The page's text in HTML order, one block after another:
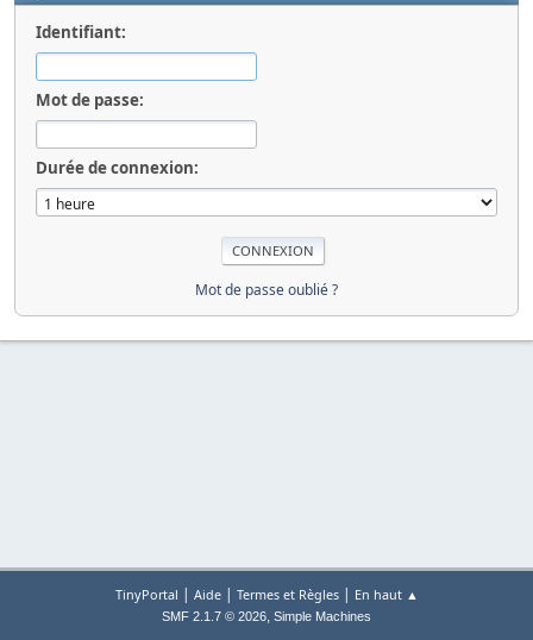
Identifiant:
Mot de passe:
Durée de connexion:
Mot de passe oublié ?
TinyPortal | Aide| Termes et Règles| En haut ▲
SMF 2.1.7 © 2026, Simple Machines